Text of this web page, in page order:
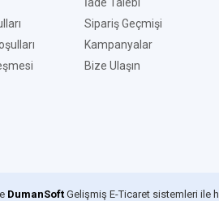
Sipariş Geçmişi
Kampanyalar
Bize Ulaşın
DumanSoft Gelişmiş E-Ticaret sistemleri ile